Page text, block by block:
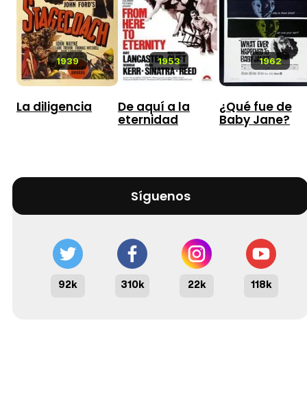
1939
La diligencia
1953
De aquí a la
eternidad
1962
¿Qué fue de
Baby Jane?
Síguenos
92k 310k 22k 118k